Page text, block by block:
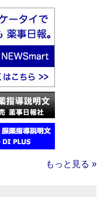
もっと見る »